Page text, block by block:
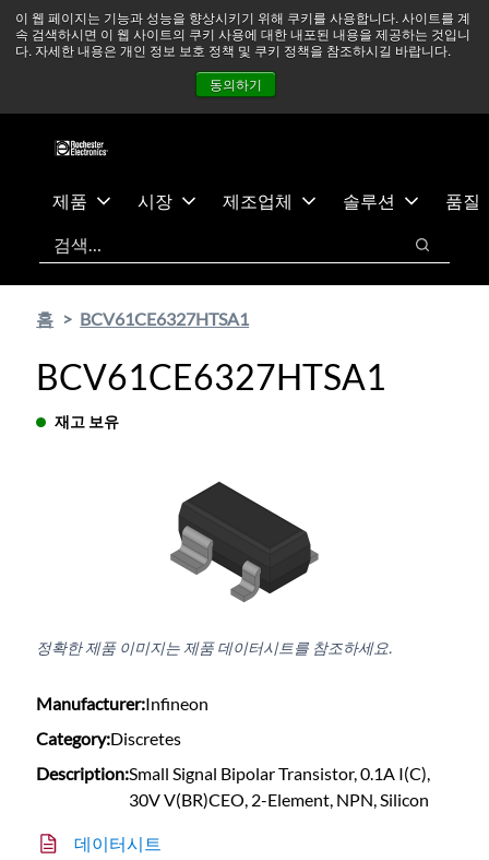
이 웹 페이지는 기능과 성능을 향상시키기 위해 쿠키를 사용합니다. 사이트를 계
속 검색하시면 이 웹 사이트의 쿠키 사용에 대한 내포된 내용을 제공하는 것입니
다. 자세한 내용은 개인 정보 보호 정책 및 쿠키 정책을 참조하시길 바랍니다.
동의하기
츠
건
중동 지역 상황을 지속적으로 주시하고 있으며, 모든 서비스는
정상적으로 운영되고 있습니다. 더 읽어보기 →
뉴스
문의하기
제품 시장 제조업체 솔루션
품질
검색
검색
홈 BCV61CE6327HTSA1
BCV61CE6327HTSA1
재고 보유
정확한 제품 이미지는 제품 데이터시트를 참조하세요.
Manufacturer:Infineon
Category:Discretes
Description:Small Signal Bipolar Transistor, 0.1A I(C),
30V V(BR)CEO, 2-Element, NPN, Silicon
데이터시트